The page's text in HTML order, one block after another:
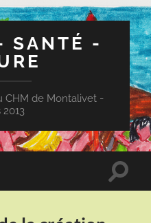
SANTÉ -
CHM de Montalivet -
Toggle